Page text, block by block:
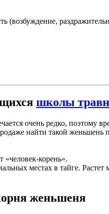
(возбуждение,
школы
очень редко, поэтому
найти такой женьшень
«человек-корень».
местах в тайге.
женьшеня